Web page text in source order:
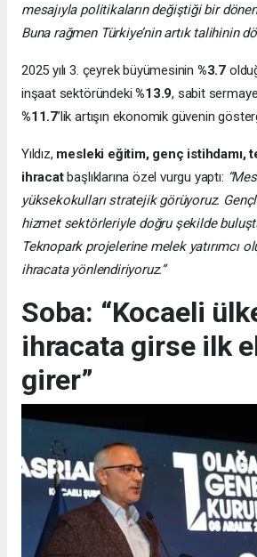
mesajıyla politikaların değiştiği bir
Buna rağmen Türkiye’nin artık talihinin
2025 yılı 3. çeyrek büyümesinin %3.7
inşaat sektöründeki%13.9, sabit
%11.7’lik artışın ekonomik güvenin
Yıldız, mesleki eğitim, genç istihdamı,
ihracatbaşlıklarına özel vurgu yaptı:
yüksekokulları stratejik görüyoruz.
hizmet sektörleriyle doğru şekilde
Teknopark projelerine melek yatırımcı
ihracata yönlendiriyoruz.”
Soba: “Kocaeli
ihracata girse ilk
girer”